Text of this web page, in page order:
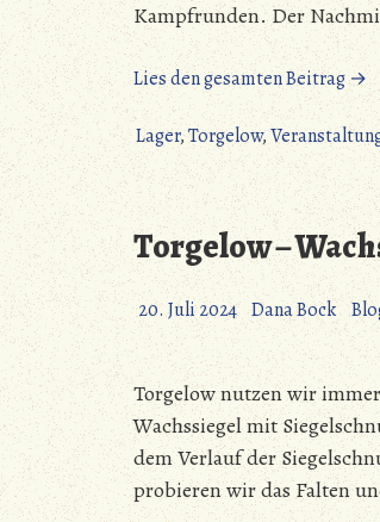
Kampfrunden. Der
Lies den gesamten Beitrag →
–
et
Lager,Torgelow,
Torgelow –
20. Juli 2024 Dana Bock
Torgelow nutzen wir
Wachssiegel mit
dem Verlauf der
probieren wir das Falten